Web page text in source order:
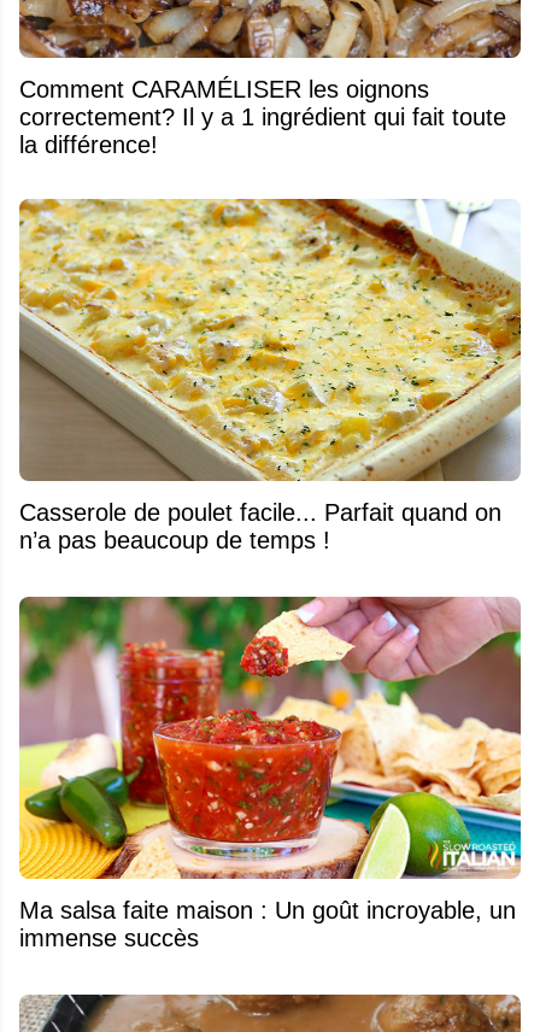
Comment CARAMÉLISER les oignons
correctement? Il y a 1 ingrédient qui fait toute
la différence!
Casserole de poulet facile... Parfait quand on
n’a pas beaucoup de temps !
Ma salsa faite maison : Un goût incroyable, un
immense succès